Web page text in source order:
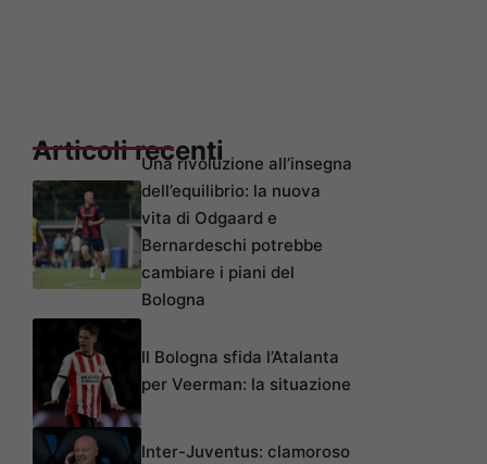
Articoli recentiUna rivoluzione all’insegna
dell’equilibrio: la nuova
vita di Odgaard e
Bernardeschi potrebbe
cambiare i piani del
Bologna
Il Bologna sfida l’Atalanta
per Veerman: la situazione
Inter-Juventus: clamoroso